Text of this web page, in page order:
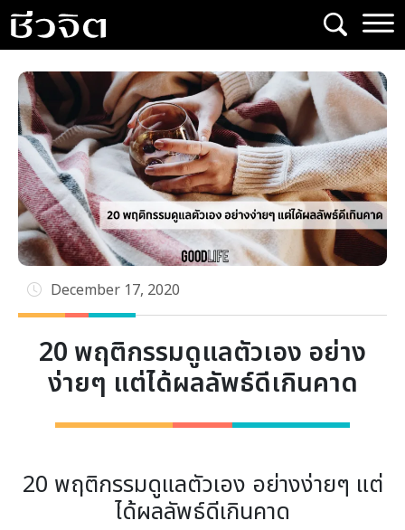
Skip
to
content
December 17, 2020
20 พฤติกรรมดูแลตัวเอง อย่าง
ง่ายๆ แต่ได้ผลลัพธ์ดีเกินคาด
20 พฤติกรรมดูแลตัวเอง อย่างง่ายๆ แต่
ได้ผลลัพธ์ดีเกินคาด